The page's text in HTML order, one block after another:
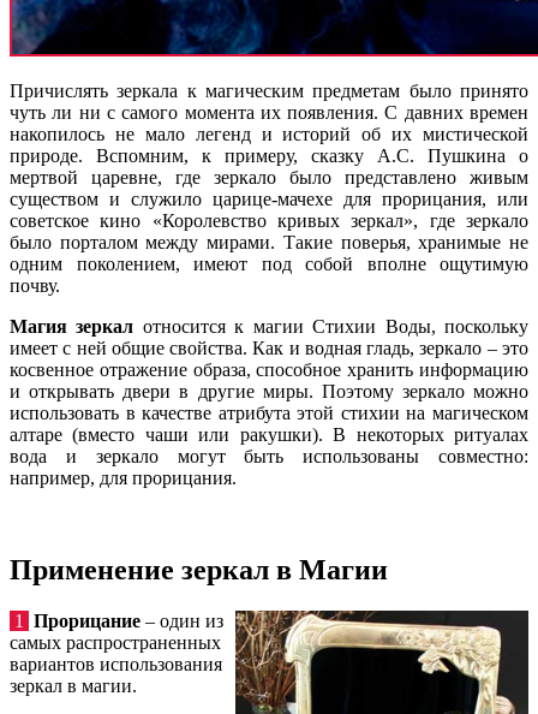
Причислять зеркала к магическим предметам было принято
чуть ли ни с самого момента их появления. С давних времен
накопилось не мало легенд и историй об их мистической
природе. Вспомним, к примеру, сказку А.С. Пушкина о
мертвой царевне, где зеркало было представлено живым
существом и служило царице-мачехе для прорицания, или
советское кино «Королевство кривых зеркал», где зеркало
было порталом между мирами. Такие поверья, хранимые не
одним поколением, имеют под собой вполне ощутимую
почву.
Магия зеркал относится к магии Стихии Воды, поскольку
имеет с ней общие свойства. Как и водная гладь, зеркало – это
косвенное отражение образа, способное хранить информацию
и открывать двери в другие миры. Поэтому зеркало можно
использовать в качестве атрибута этой стихии на магическом
алтаре (вместо чаши или ракушки). В некоторых ритуалах
вода и зеркало могут быть использованы совместно:
например, для прорицания.
Применение зеркал в Магии
1 Прорицание – один из
самых распространенных
вариантов использования
зеркал в магии.